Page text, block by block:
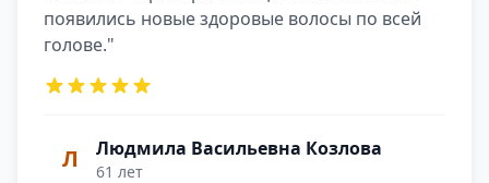
появились новые здоровые волосы по всей
голове."
Л Людмила Васильевна Козлова
61 лет